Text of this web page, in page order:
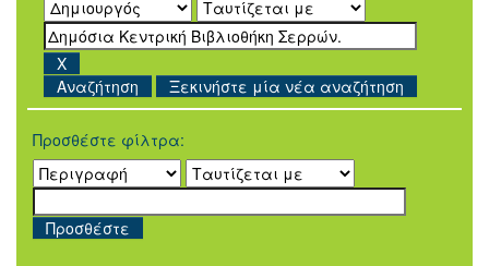
Ξεκινήστε μία νέα αναζήτηση
Προσθέστε φίλτρα: